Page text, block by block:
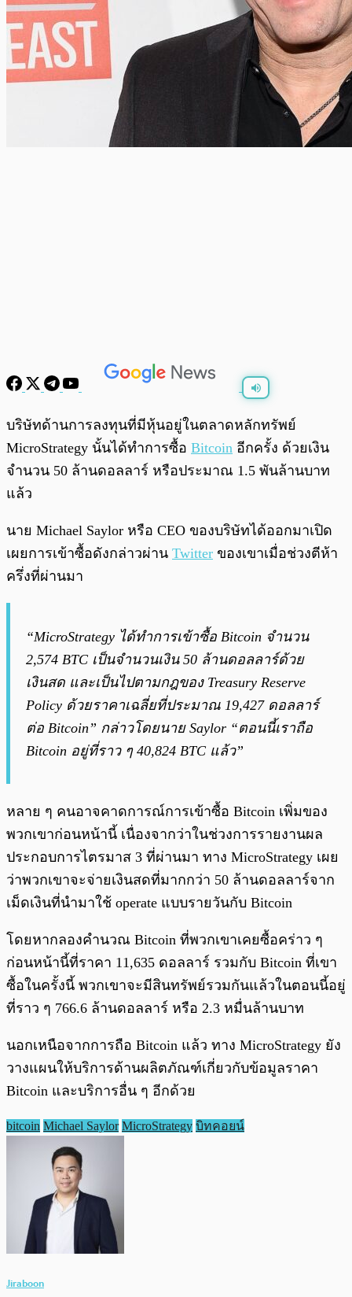
พร้อมเล่น 0:00 /
บริษัทด้านการลงทุนที่มีหุ้นอยู่ในตลาดหลักทรัพย์
MicroStrategy นั้นได้ทำการซื้อ Bitcoin อีกครั้ง ด้วยเงิน
จำนวน 50 ล้านดอลลาร์ หรือประมาณ 1.5 พันล้านบาท
แล้ว
นาย Michael Saylor หรือ CEO ของบริษัทได้ออกมาเปิด
เผยการเข้าซื้อดังกล่าวผ่าน Twitter ของเขาเมื่อช่วงตีห้า
ครึ่งที่ผ่านมา
“MicroStrategy ได้ทำการเข้าซื้อ Bitcoin จำนวน
2,574 BTC เป็นจำนวนเงิน 50 ล้านดอลลาร์ด้วย
เงินสด และเป็นไปตามกฎของ Treasury Reserve
Policy ด้วยราคาเฉลี่ยที่ประมาณ 19,427 ดอลลาร์
ต่อ Bitcoin” กล่าวโดยนาย Saylor “ตอนนี้เราถือ
Bitcoin อยู่ที่ราว ๆ 40,824 BTC แล้ว”
หลาย ๆ คนอาจคาดการณ์การเข้าซื้อ Bitcoin เพิ่มของ
พวกเขาก่อนหน้านี้ เนื่องจากว่าในช่วงการรายงานผล
ประกอบการไตรมาส 3 ที่ผ่านมา ทาง MicroStrategy เผย
ว่าพวกเขาจะจ่ายเงินสดที่มากกว่า 50 ล้านดอลลาร์จาก
เม็ดเงินที่นำมาใช้ operate แบบรายวันกับ Bitcoin
โดยหากลองคำนวณ Bitcoin ที่พวกเขาเคยซื้อคร่าว ๆ
ก่อนหน้านี้ที่ราคา 11,635 ดอลลาร์ รวมกับ Bitcoin ที่เขา
ซื้อในครั้งนี้ พวกเขาจะมีสินทรัพย์รวมกันแล้วในตอนนี้อยู่
ที่ราว ๆ 766.6 ล้านดอลลาร์ หรือ 2.3 หมื่นล้านบาท
นอกเหนือจากการถือ Bitcoin แล้ว ทาง MicroStrategy ยัง
วางแผนให้บริการด้านผลิตภัณฑ์เกี่ยวกับข้อมูลราคา
Bitcoin และบริการอื่น ๆ อีกด้วย
bitcoin Michael Saylor MicroStrategy บิทคอยน์
Jiraboon